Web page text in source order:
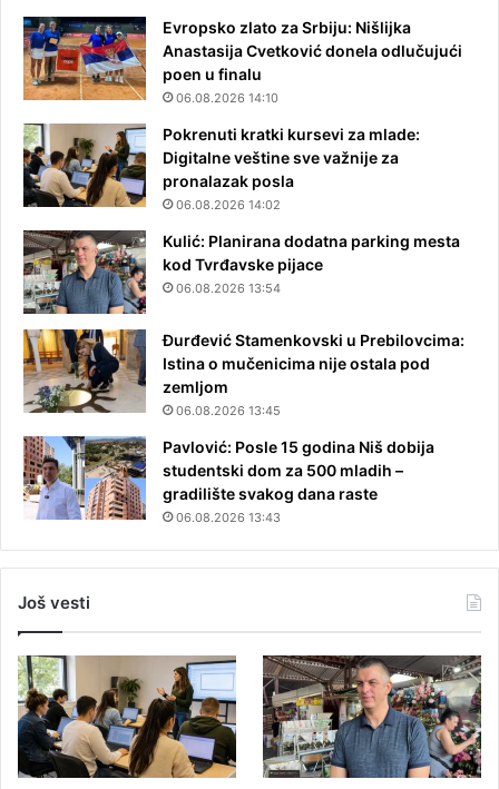
Evropsko zlato za Srbiju: Nišlijka
Anastasija Cvetković donela odlučujući
poen u finalu
06.08.2026 14:10
Pokrenuti kratki kursevi za mlade:
Digitalne veštine sve važnije za
pronalazak posla
06.08.2026 14:02
Kulić: Planirana dodatna parking mesta
kod Tvrđavske pijace
06.08.2026 13:54
Đurđević Stamenkovski u Prebilovcima:
Istina o mučenicima nije ostala pod
zemljom
06.08.2026 13:45
Pavlović: Posle 15 godina Niš dobija
studentski dom za 500 mladih –
gradilište svakog dana raste
06.08.2026 13:43
Još vesti